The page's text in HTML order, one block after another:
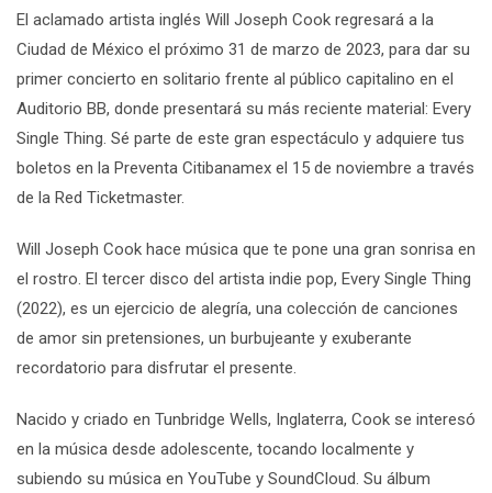
El aclamado artista inglés Will Joseph Cook regresará a la
Ciudad de México el próximo 31 de marzo de 2023, para dar su
primer concierto en solitario frente al público capitalino en el
Auditorio BB, donde presentará su más reciente material: Every
Single Thing. Sé parte de este gran espectáculo y adquiere tus
boletos en la Preventa Citibanamex el 15 de noviembre a través
de la Red Ticketmaster.
Will Joseph Cook hace música que te pone una gran sonrisa en
el rostro. El tercer disco del artista indie pop, Every Single Thing
(2022), es un ejercicio de alegría, una colección de canciones
de amor sin pretensiones, un burbujeante y exuberante
recordatorio para disfrutar el presente.
Nacido y criado en Tunbridge Wells, Inglaterra, Cook se interesó
en la música desde adolescente, tocando localmente y
subiendo su música en YouTube y SoundCloud. Su álbum